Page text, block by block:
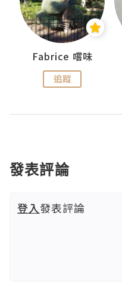
Fabrice 嚐味
追蹤
發表評論
登入發表評論